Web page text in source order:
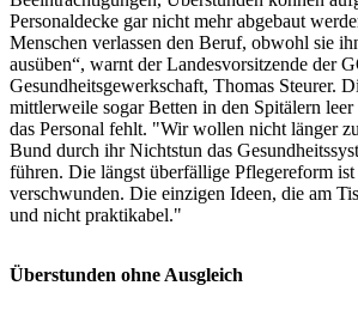
Personaldecke gar nicht mehr abgebaut
Menschen verlassen den Beruf, obwohl sie
ausüben“, warnt der Landesvorsitzende der
Gesundheitsgewerkschaft, Thomas Steurer.
mittlerweile sogar Betten in den Spitälern
das Personal fehlt. "Wir wollen nicht länger
Bund durch ihr Nichtstun das
führen. Die längst überfällige Pflegereform
verschwunden. Die einzigen Ideen, die am
und nicht praktikabel."
Überstunden ohne Ausgleich